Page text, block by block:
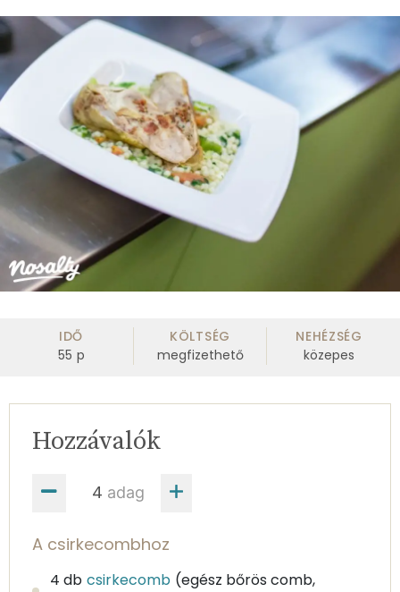
IDŐ
55 p
KÖLTSÉG
megfizethető
NEHÉZSÉG
közepes
adag
Hozzávalók
A csirkecombhoz
4 db csirkecomb (egész bőrös comb,